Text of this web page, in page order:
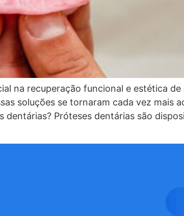
na recuperação funcional e estética
soluções se tornaram cada vez mais
Próteses dentárias são